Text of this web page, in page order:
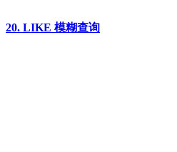
20. LIKE 模糊查询